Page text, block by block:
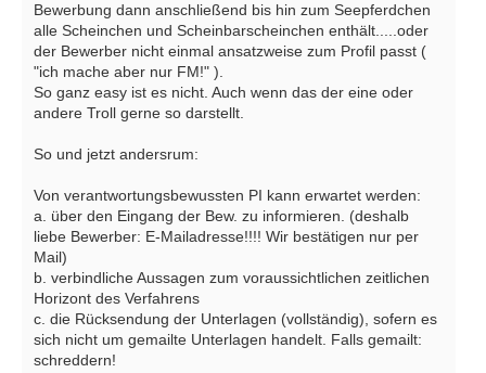
Bewerbung dann anschließend bis hin zum Seepferdchen
alle Scheinchen und Scheinbarscheinchen enthält.....oder
der Bewerber nicht einmal ansatzweise zum Profil passt (
"ich mache aber nur FM!" ).
So ganz easy ist es nicht. Auch wenn das der eine oder
andere Troll gerne so darstellt.
So und jetzt andersrum:
Von verantwortungsbewussten PI kann erwartet werden:
a. über den Eingang der Bew. zu informieren. (deshalb
liebe Bewerber: E-Mailadresse!!!! Wir bestätigen nur per
Mail)
b. verbindliche Aussagen zum voraussichtlichen zeitlichen
Horizont des Verfahrens
c. die Rücksendung der Unterlagen (vollständig), sofern es
sich nicht um gemailte Unterlagen handelt. Falls gemailt:
schreddern!